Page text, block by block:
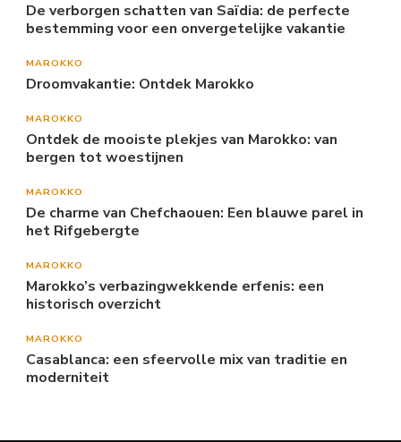
De verborgen schatten van Saïdia: de perfecte
bestemming voor een onvergetelijke vakantie
MAROKKO
Droomvakantie: Ontdek Marokko
MAROKKO
Ontdek de mooiste plekjes van Marokko: van
bergen tot woestijnen
MAROKKO
De charme van Chefchaouen: Een blauwe parel in
het Rifgebergte
MAROKKO
Marokko’s verbazingwekkende erfenis: een
historisch overzicht
MAROKKO
Casablanca: een sfeervolle mix van traditie en
moderniteit